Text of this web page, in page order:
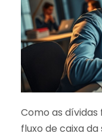
Como as
fluxo de caixa